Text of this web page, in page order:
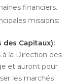
financiers.
missions:
des Capitaux):
la Direction des
et auront pour
les marchés